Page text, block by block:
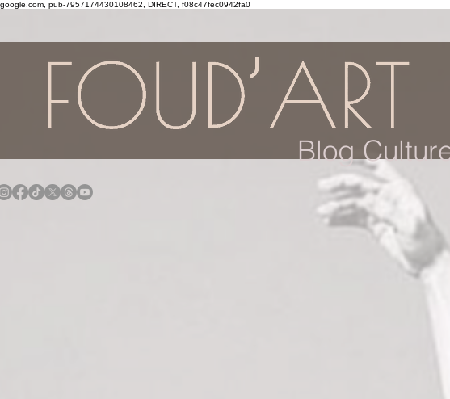
google.com, pub-7957174430108462, DIRECT, f08c47fec0942fa0
Blog